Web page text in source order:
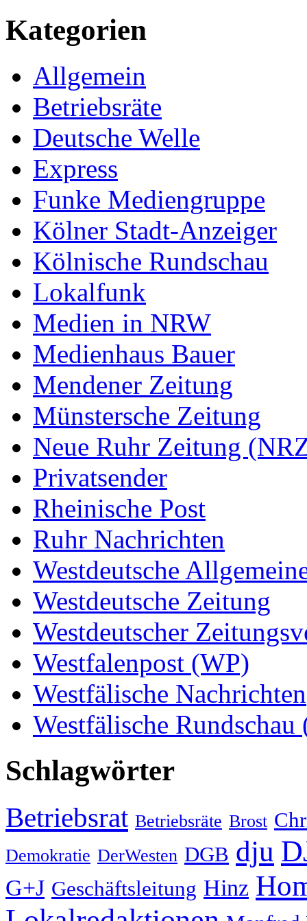
Kategorien
Allgemein
Betriebsräte
Deutsche Welle
Express
Funke Mediengruppe
Kölner Stadt-Anzeiger
Kölnische Rundschau
Lokalfunk
Medien in NRW
Medienhaus Bauer
Mendener Zeitung
Münstersche Zeitung
Neue Ruhr Zeitung
Privatsender
Rheinische Post
Ruhr Nachrichten
Westdeutsche
Westdeutsche Zeitung
Westdeutscher
Westfalenpost (WP)
Westfälische Nachrichten
Westfälische Rundschau
Schlagwörter
Betriebsrat Betriebsräte Brost
Demokratie DerWesten DGB dju
G+J Geschäftsleitung Hinz